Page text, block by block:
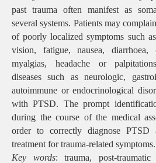
past trauma often manifest as
several systems. Patients may
of poorly localized symptoms such
vision, fatigue, nausea, diarrhoea,
myalgias, headache or
diseases such as neurologic,
autoimmune or endocrinological
with PTSD. The prompt
during the course of the medical
order to correctly diagnose PTSD
treatment for trauma-related symptoms.
Key words: trauma, post-traumatic